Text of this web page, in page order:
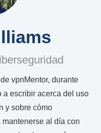
vpnMentor, durante
a escribir acerca del uso
y sobre cómo
al día con